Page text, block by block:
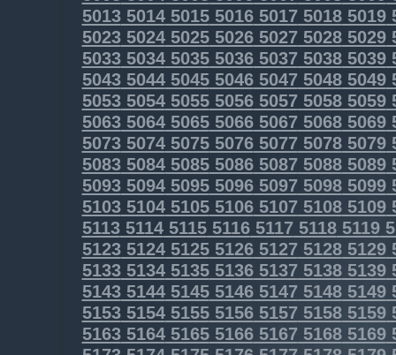
5013501450155016501750185019
5023502450255026502750285029
5033503450355036503750385039
5043504450455046504750485049
5053505450555056505750585059
5063506450655066506750685069
5073507450755076507750785079
5083508450855086508750885089
5093509450955096509750985099
5103510451055106510751085109
5113511451155116511751185119
5123512451255126512751285129
5133513451355136513751385139
51435144514551465147 51485149
51535154515551565157 51585159
51635164516551665167 51685169